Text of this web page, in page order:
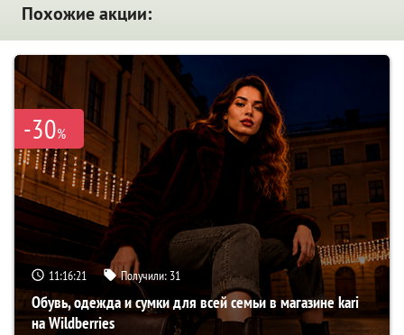
Похожие акции:
-30%
11:16:19 Получили: 31
Обувь, одежда и сумки для всей семьи в магазине kari
на Wildberries